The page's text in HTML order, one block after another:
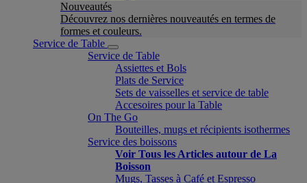
Nouveautés
Découvrez nos dernières nouveautés en termes de
formes et couleurs.
Service de Table
Service de Table
Assiettes et Bols
Plats de Service
Sets de vaisselles et service de table
Accesoires pour la Table
On The Go
Bouteilles, mugs et récipients isothermes
Service des boissons
Voir Tous les Articles autour de La
Boisson
Mugs, Tasses à Café et Espresso